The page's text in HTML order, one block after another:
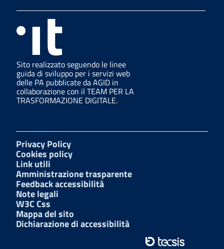
Sito realizzato seguendo le linee
guida di sviluppo per i servizi web
delle PA pubblicate da AGID in
collaborazione con il TEAM PER LA
TRASFORMAZIONE DIGITALE.
Privacy Policy
Cookies policy
Link utili
Amministrazione trasparente
Feedback accessibilità
Note legali
W3C Css
Mappa del sito
Dichiarazione di accessibilità